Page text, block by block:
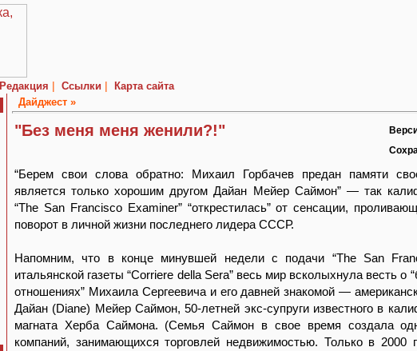
Редакция | Ссылки |
Карта сайта
Дайджест »
"Без меня меня женили?!"
“Берем свои слова обратно: Михаил Горбачев предан памяти
является только хорошим другом Дайан Мейер Саймон” — так
“The San Francisco Examiner” “открестилась” от сенсации,
поворот в личной жизни последнего лидера СССР.
Напомним, что в конце минувшей недели с подачи “The San
итальянской газеты “Corriere della Sera” весь мир всколыхнула весть о
отношениях” Михаила Сергеевича и его давней знакомой —
Дайан (Diane) Мейер Саймон, 50-летней экс-супруги известного в
магната Херба Саймона. (Семья Саймон в свое время создала
компаний, занимающихся торговлей недвижимостью. Только в 2000